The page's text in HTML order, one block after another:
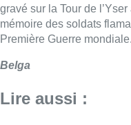
gravé sur la Tour de
mémoire des soldats
Première Guerre mondiale.
Belga
Lire aussi :